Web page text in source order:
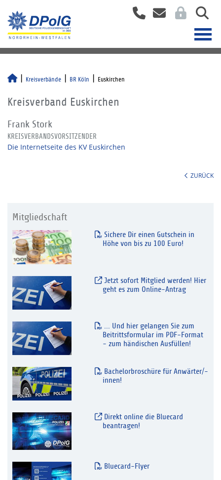
Kreisverbände BR Köln Euskirchen
Kreisverband Euskirchen
Frank Stork
KREISVERBANDSVORSITZENDER
Die Internetseite des KV Euskirchen
ZURÜCK
Mitgliedschaft
Sichere Dir einen Gutschein in
Höhe von bis zu 100 Euro!
Jetzt sofort Mitglied werden! Hier
geht es zum Online-Antrag
... Und hier gelangen Sie zum
Beitrittsformular im PDF-Format
- zum händischen Ausfüllen!
Bachelorbroschüre für Anwärter/-
innen!
Direkt online die Bluecard
beantragen!
Bluecard-Flyer